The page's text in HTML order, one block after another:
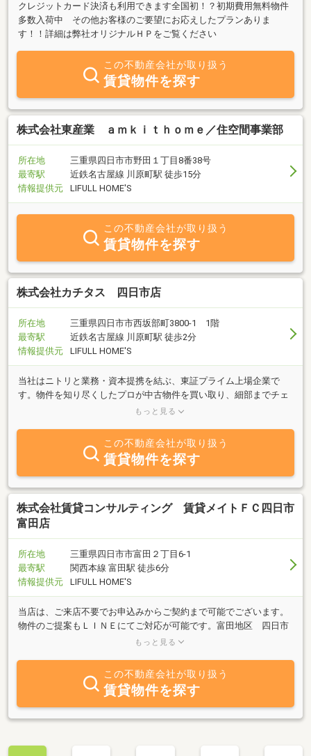
クレジットカード決済も利用できます全国初！？初期費用無料物件
多数入荷中 その他お客様のご要望にお応えしたプランありま
す！！詳細は弊社オリジナルＨＰをご覧ください
この不動産会社が取り扱う
賃貸物件を探す
株式会社東産業 ａｍｋｉｔｈｏｍｅ／住空間事業部
所在地
三重県四日市市野田１丁目8番38号
最寄駅
近鉄名古屋線 川原町駅 徒歩15分
情報提供元
LIFULL HOME'S
この不動産会社が取り扱う
賃貸物件を探す
株式会社カチタス 四日市店
所在地
三重県四日市市西坂部町3800-1 1階
最寄駅
近鉄名古屋線 川原町駅 徒歩2分
情報提供元
LIFULL HOME'S
当社はニトリと業務・資本提携を結ぶ、東証プライム上場企業で
す。物件を知り尽くしたプロが中古物件を買い取り、細部までチェ
ックし、自社規格に沿って丁寧にリフォームしているので、ご購入
もっと見る
この不動産会社が取り扱う
賃貸物件を探す
株式会社賃貸コンサルティング 賃貸メイトＦＣ四日市
富田店
所在地
三重県四日市市富田２丁目6-1
最寄駅
関西本線 富田駅 徒歩6分
情報提供元
LIFULL HOME'S
当店は、ご来店不要でお申込みからご契約まで可能でございます。
物件のご提案もＬＩＮＥにてご対応が可能です。富田地区 四日市
市 川越町に特化した経験豊富なスタッフでお探しさせていただき
もっと見る
この不動産会社が取り扱う
賃貸物件を探す